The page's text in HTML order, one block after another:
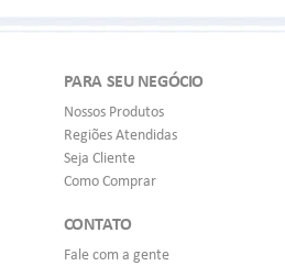
PARA SEU NEGÓCIO
Nossos Produtos
Regiões Atendidas
Seja Cliente
Como Comprar
CONTATO
Fale com a gente